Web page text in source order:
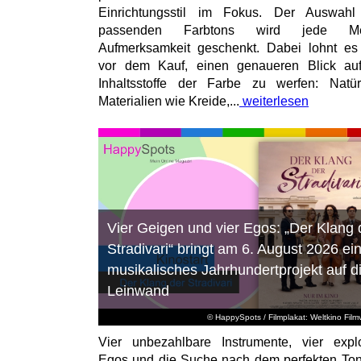
Einrichtungsstil im Fokus. Der
passenden Farbtons wird jede
Aufmerksamkeit geschenkt. Dabei lohnt
vor dem Kauf, einen genaueren Blick
Inhaltsstoffe der Farbe zu werfen:
Materialien wie Kreide,... weiterlesen
© HappySpots / Filmplakat: Weltkino
Vier Geigen und vier Egos: „Der Klang
Stradivari“ bringt am 6. August 2026 ein
musikalisches Jahrhundertprojekt auf
Leinwand
Vier unbezahlbare Instrumente, vier